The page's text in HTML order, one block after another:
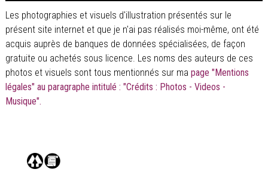
Les photographies et visuels d'illustration présentés sur le
présent site internet et que je n'ai pas réalisés moi-même, ont été
acquis auprès de banques de données spécialisées, de façon
gratuite ou achetés sous licence. Les noms des auteurs de ces
photos et visuels sont tous mentionnés sur ma page "Mentions
légales" au paragraphe intitulé : "Crédits : Photos - Videos -
Musique".